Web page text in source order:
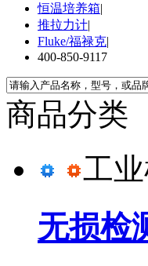
恒温培养箱|
推拉力计|
Fluke/福禄克|
400-850-9117
商品分类
工业
无损检